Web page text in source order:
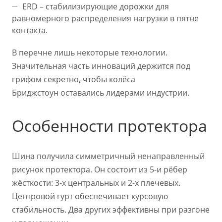
ERD – стабилизирующие дорожки для
равномерного распределения нагрузки в пятне
контакта.
В перечне лишь некоторые технологии.
Значительная часть инноваций держится под
грифом секретно, чтобы колёса
Бриджстоун оставались лидерами индустрии.
Особенности протектора
Шина получила симметричный ненаправленный
рисунок протектора. Он состоит из 5-и рёбер
жёсткости: 3-х центральных и 2-х плечевых.
Центровой гурт обеспечивает курсовую
стабильность. Два других эффективны при разгоне